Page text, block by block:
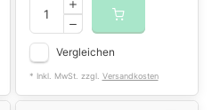
Vergleichen
* Inkl. MwSt. zzgl. Versandkosten